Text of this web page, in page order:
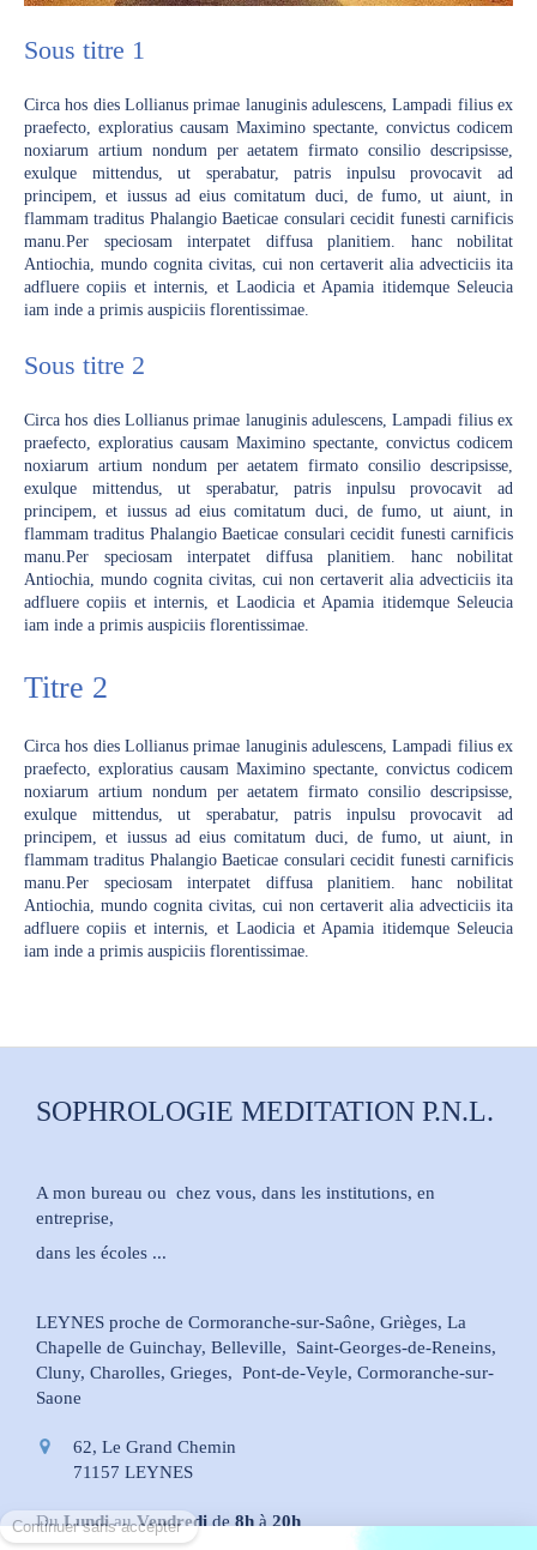
Sous titre 1
Circa hos dies Lollianus primae lanuginis adulescens, Lampadi filius ex
praefecto, exploratius causam Maximino spectante, convictus codicem
noxiarum artium nondum per aetatem firmato consilio descripsisse,
exulque mittendus, ut sperabatur, patris inpulsu provocavit ad
principem, et iussus ad eius comitatum duci, de fumo, ut aiunt, in
flammam traditus Phalangio Baeticae consulari cecidit funesti carnificis
manu.Per speciosam interpatet diffusa planitiem. hanc nobilitat
Antiochia, mundo cognita civitas, cui non certaverit alia advecticiis ita
adfluere copiis et internis, et Laodicia et Apamia itidemque Seleucia
iam inde a primis auspiciis florentissimae.
Sous titre 2
Circa hos dies Lollianus primae lanuginis adulescens, Lampadi filius ex
praefecto, exploratius causam Maximino spectante, convictus codicem
noxiarum artium nondum per aetatem firmato consilio descripsisse,
exulque mittendus, ut sperabatur, patris inpulsu provocavit ad
principem, et iussus ad eius comitatum duci, de fumo, ut aiunt, in
flammam traditus Phalangio Baeticae consulari cecidit funesti carnificis
manu.Per speciosam interpatet diffusa planitiem. hanc nobilitat
Antiochia, mundo cognita civitas, cui non certaverit alia advecticiis ita
adfluere copiis et internis, et Laodicia et Apamia itidemque Seleucia
iam inde a primis auspiciis florentissimae.
Titre 2
Circa hos dies Lollianus primae lanuginis adulescens, Lampadi filius ex
praefecto, exploratius causam Maximino spectante, convictus codicem
noxiarum artium nondum per aetatem firmato consilio descripsisse,
exulque mittendus, ut sperabatur, patris inpulsu provocavit ad
principem, et iussus ad eius comitatum duci, de fumo, ut aiunt, in
flammam traditus Phalangio Baeticae consulari cecidit funesti carnificis
manu.Per speciosam interpatet diffusa planitiem. hanc nobilitat
Antiochia, mundo cognita civitas, cui non certaverit alia advecticiis ita
adfluere copiis et internis, et Laodicia et Apamia itidemque Seleucia
iam inde a primis auspiciis florentissimae.
SOPHROLOGIE MEDITATION P.N.L.
A mon bureau ou chez vous, dans les institutions, en
entreprise,
dans les écoles ...
LEYNES proche de Cormoranche-sur-Saône, Grièges, La
Chapelle de Guinchay, Belleville, Saint-Georges-de-Reneins,
Cluny, Charolles, Grieges, Pont-de-Veyle, Cormoranche-sur-
Saone
62, Le Grand Chemin
71157 LEYNES
DuLundiauVendredide8hà20h